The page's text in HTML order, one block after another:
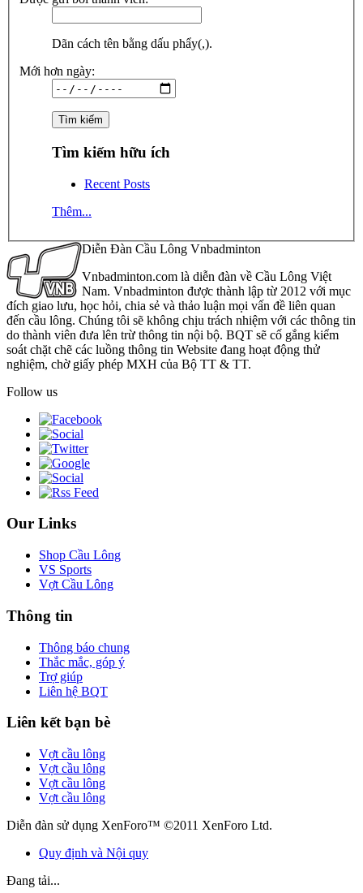
Dãn cách tên bằng dấu phẩy(,).
Mới hơn ngày:
Tìm kiếm hữu ích
Recent Posts
Thêm...
Diễn Đàn Cầu Lông Vnbadminton
Vnbadminton.com là diễn đàn về Cầu Lông Việt
Nam. Vnbadminton được thành lập từ 2012 với mục
đích giao lưu, học hỏi, chia sẻ và thảo luận mọi vấn đề liên quan
đến cầu lông. Chúng tôi sẽ không chịu trách nhiệm với các thông tin
do thành viên đưa lên trừ thông tin nội bộ. BQT sẽ cố gắng kiểm
soát chặt chẽ các luồng thông tin Website đang hoạt động thử
nghiệm, chờ giấy phép MXH của Bộ TT & TT.
Follow us
Our Links
Shop Cầu Lông
VS Sports
Vợt Cầu Lông
Thông tin
Thông báo chung
Thắc mắc, góp ý
Trợ giúp
Liên hệ BQT
Liên kết bạn bè
Vợt cầu lông
Vợt cầu lông
Vợt cầu lông
Vợt cầu lông
Diễn đàn sử dụng XenForo™ ©2011 XenForo Ltd.
Quy định và Nội quy
Đang tải...